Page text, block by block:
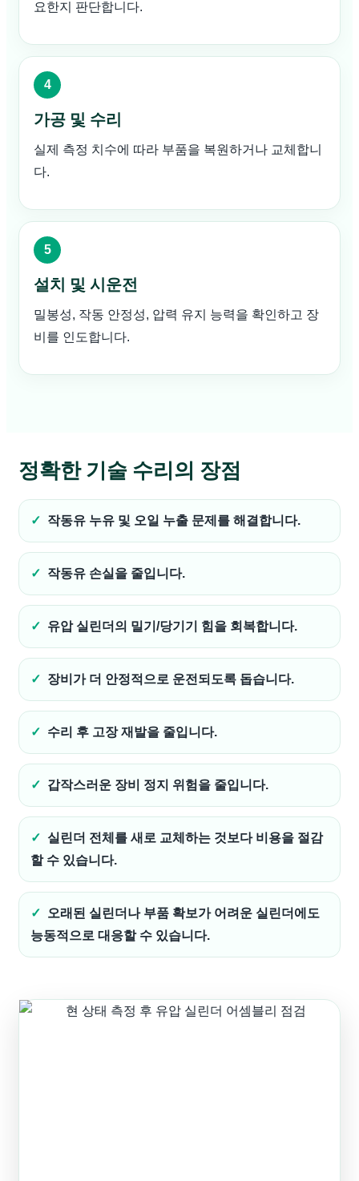
요한지 판단합니다.
가공 및 수리
실제 측정 치수에 따라 부품을 복원하거나 교체합니
다.
설치 및 시운전
밀봉성, 작동 안정성, 압력 유지 능력을 확인하고 장
비를 인도합니다.
정확한 기술 수리의 장점
작동유 누유 및 오일 누출 문제를 해결합니다.
작동유 손실을 줄입니다.
유압 실린더의 밀기/당기기 힘을 회복합니다.
장비가 더 안정적으로 운전되도록 돕습니다.
수리 후 고장 재발을 줄입니다.
갑작스러운 장비 정지 위험을 줄입니다.
실린더 전체를 새로 교체하는 것보다 비용을 절감
할 수 있습니다.
오래된 실린더나 부품 확보가 어려운 실린더에도
능동적으로 대응할 수 있습니다.